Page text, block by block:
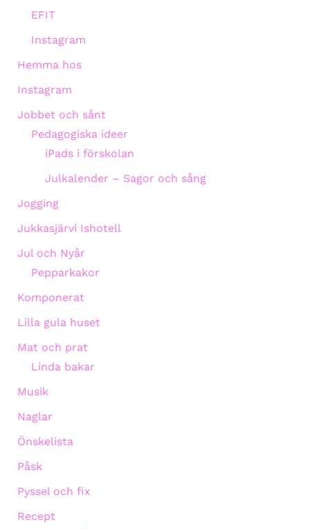
EFIT
Instagram
Hemma hos
Instagram
Jobbet och sånt
Pedagogiska ideer
iPads i förskolan
Julkalender – Sagor och sång
Jogging
Jukkasjärvi Ishotell
Jul och Nyår
Pepparkakor
Komponerat
Lilla gula huset
Mat och prat
Linda bakar
Musik
Naglar
Önskelista
Påsk
Pyssel och fix
Recept